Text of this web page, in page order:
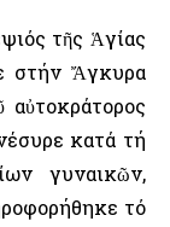
τῆς Ἁγίας
στήν Ἄγκυρα
κατά τή
γυναικῶν,
τό